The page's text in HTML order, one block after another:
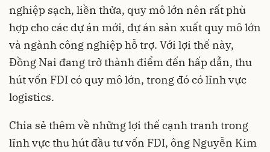
nghiệp sạch, liền thửa, quy mô lớn nên rất phù
hợp cho các dự án mới, dự án sản xuất quy mô lớn
và ngành công nghiệp hỗ trợ. Với lợi thế này,
Đồng Nai đang trở thành điểm đến hấp dẫn, thu
hút vốn FDI có quy mô lớn, trong đó có lĩnh vực
logistics.
Chia sẻ thêm về những lợi thế cạnh tranh trong
lĩnh vực thu hút đầu tư vốn FDI, ông Nguyễn Kim